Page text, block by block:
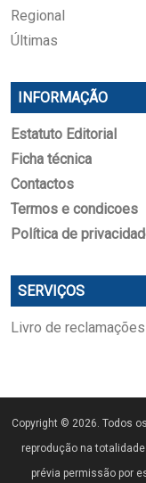
Regional
Últimas
INFORMAÇÃO
Estatuto Editorial
Ficha técnica
Contactos
Termos e condicoes
Política de
SERVIÇOS
Livro de reclamações
Copyright © 2026. Todos
reprodução na
prévia permissão por